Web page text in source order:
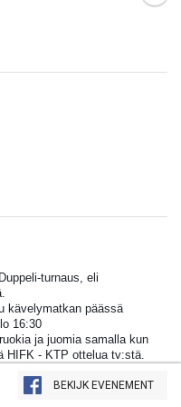
lijst
turnaus, eli
kävelymatkan päässä
16:30
ja juomia samalla kun
HIFK - KTP ottelua tv:stä.
Singeli-turnaus, eliBEKIJK EVENEMENT